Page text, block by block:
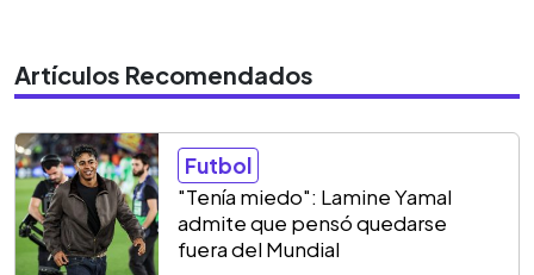
Artículos Recomendados
Futbol
"Tenía miedo": Lamine Yamal
admite que pensó quedarse
fuera del Mundial